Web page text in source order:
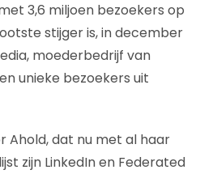
3,6 miljoen bezoekers op
stijger is, in december
moederbedrijf van
unieke bezoekers uit
Ahold, dat nu met al haar
zijn LinkedIn en Federated